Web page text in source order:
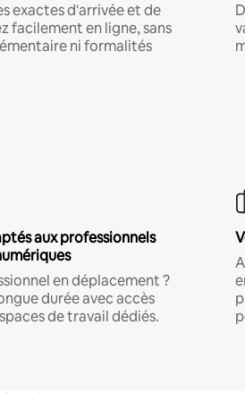
exactes d'arrivée et de
facilement en ligne, sans
ni formalités
aux professionnels
en déplacement ?
durée avec accès
de travail dédiés.